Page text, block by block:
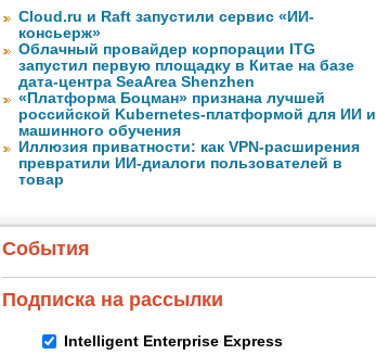
Cloud.ru и Raft запустили сервис «ИИ-
консьерж»
Облачный провайдер корпорации ITG
запустил первую площадку в Китае на базе
дата-центра SeaArea Shenzhen
«Платформа Боцман» признана лучшей
российской Kubernetes-платформой для ИИ и
машинного обучения
Иллюзия приватности: как VPN-расширения
превратили ИИ-диалоги пользователей в
товар
События
Подписка на рассылки
Intelligent Enterprise Express